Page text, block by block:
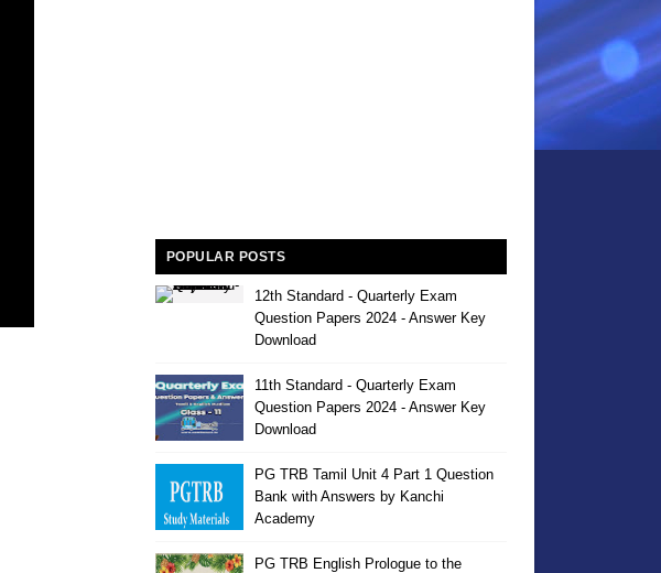
POPULAR POSTS
12th Standard - Quarterly Exam
Question Papers 2024 - Answer Key
Download
11th Standard - Quarterly Exam
Question Papers 2024 - Answer Key
Download
PG TRB Tamil Unit 4 Part 1 Question
Bank with Answers by Kanchi
Academy
PG TRB English Prologue to the